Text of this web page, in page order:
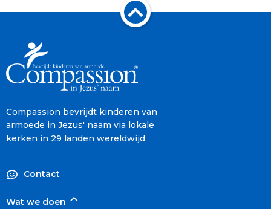
Compassion bevrijdt kinderen van
armoede in Jezus' naam via lokale
kerken in 29 landen wereldwijd
Contact
Wat we doen